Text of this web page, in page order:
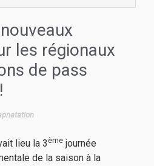
les régionaux
de pass
lieu la 3 ème journée
de la saison à la